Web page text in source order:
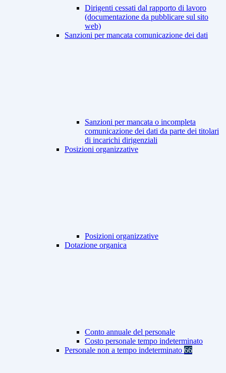
Dirigenti cessati dal rapporto di lavoro
(documentazione da pubblicare sul sito
web)
Sanzioni per mancata comunicazione dei dati
Sanzioni per mancata o incompleta
comunicazione dei dati da parte dei titolari
di incarichi dirigenziali
Posizioni organizzative
Posizioni organizzative
Dotazione organica
Conto annuale del personale
Costo personale tempo indeterminato
Personale non a tempo indeterminato 66